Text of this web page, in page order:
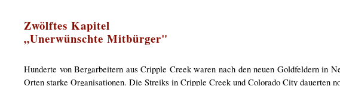
Zwölftes Kapitel
„Unerwünschte Mitbürger"
Hunderte von Bergarbeitern aus Cripple Creek waren nach den neuen Goldfeldern in
Orten starke Organisationen. Die Streiks in Cripple Creek und Colorado City dauerten